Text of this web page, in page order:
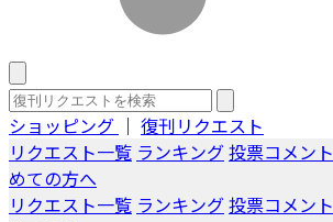
ショッピング ｜ 復刊リクエスト
リクエスト一覧 ランキング投票コメント
めての方へ
リクエスト一覧 ランキング投票コメント